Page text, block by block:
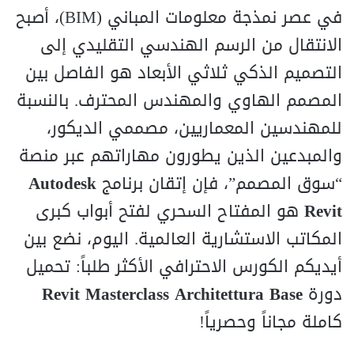
في عصر نمذجة معلومات المباني (BIM)، أصبح
الانتقال من الرسم الهندسي التقليدي إلى
التصميم الذكي ثلاثي الأبعاد هو الفاصل بين
المصمم الهاوي والمهندس المحترف. بالنسبة
للمهندسين المعماريين، مصممي الديكور،
والمبدعين الذين يطورون مهاراتهم عبر منصة
“سوق المصمم”، فإن إتقان برنامج Autodesk
Revit هو المفتاح السحري لفتح أبواب كبرى
المكاتب الاستشارية العالمية. اليوم، نضع بين
أيديكم الكورس الاحترافي الأكثر طلباً: تحميل
دورة Revit Masterclass Architettura Base
كاملة مجاناً وحصرياً!